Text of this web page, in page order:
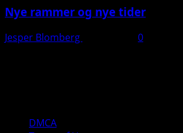
Nye rammer og nye tider
Jesper Blomberg
0
DMCA